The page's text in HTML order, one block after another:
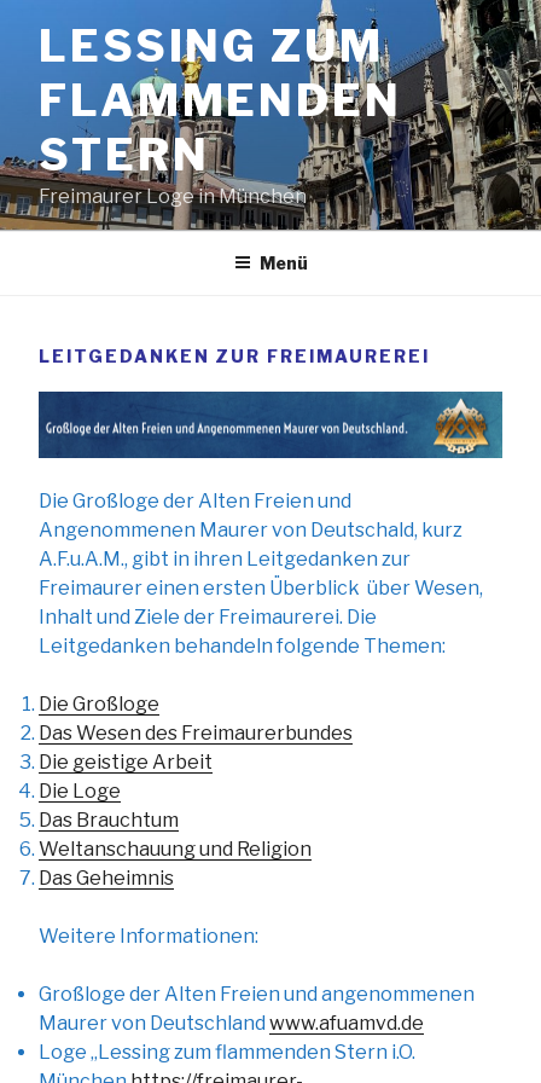
LESSING ZUM
FLAMMENDEN
STERN
Freimaurer Loge in München
Menü
LEITGEDANKEN ZUR FREIMAUREREI
Die Großloge der Alten Freien und
Angenommenen Maurer von Deutschald, kurz
A.F.u.A.M., gibt in ihren Leitgedanken zur
Freimaurer einen ersten Überblick über Wesen,
Inhalt und Ziele der Freimaurerei. Die
Leitgedanken behandeln folgende Themen:
Die Großloge
Das Wesen des Freimaurerbundes
Die geistige Arbeit
Die Loge
Das Brauchtum
Weltanschauung und Religion
Das Geheimnis
Weitere Informationen:
Großloge der Alten Freien und angenommenen
Maurer von Deutschland www.afuamvd.de
Loge „Lessing zum flammenden Stern i.O.